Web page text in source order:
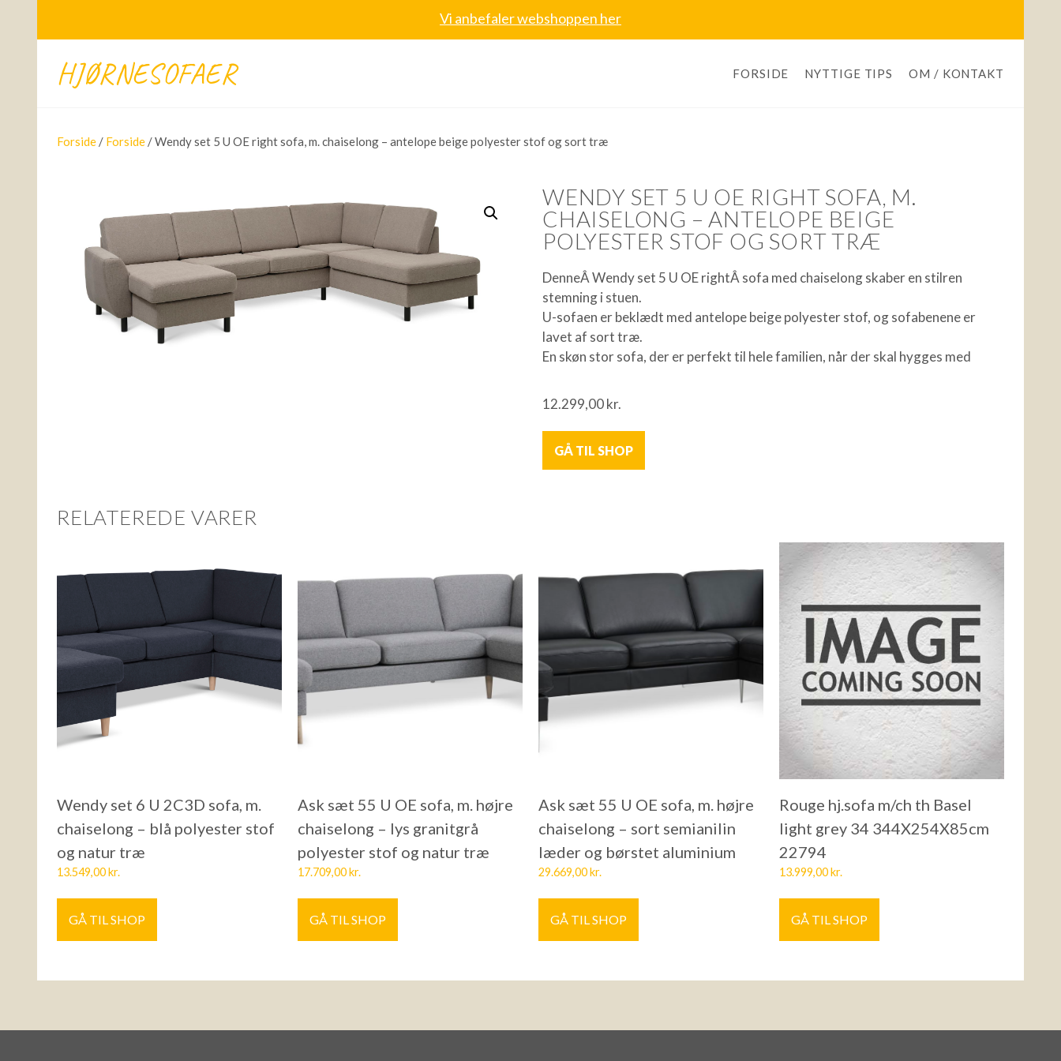
Vi anbefaler webshoppen her
HJØRNESOFAER FORSIDE NYTTIGE TIPS OM / KONTAKT
Forside / Forside / Wendy set 5 U OE right sofa, m. chaiselong – antelope beige polyester stof og sort træ
WENDY SET 5 U OE RIGHT SOFA, M.
CHAISELONG – ANTELOPE BEIGE
POLYESTER STOF OG SORT TRÆ
DenneÂ Wendy set 5 U OE rightÂ sofa med chaiselong skaber en stilren
stemning i stuen.
U-sofaen er beklædt med antelope beige polyester stof, og sofabenene er
lavet af sort træ.
En skøn stor sofa, der er perfekt til hele familien, når der skal hygges med
12.299,00kr.
GÅ TIL SHOP
RELATEREDE VARER
Wendy set 6 U 2C3D sofa, m.
chaiselong – blå polyester stof
og natur træ
13.549,00kr.
GÅ TIL SHOP
Ask sæt 55 U OE sofa, m. højre
chaiselong – lys granitgrå
polyester stof og natur træ
17.709,00kr.
GÅ TIL SHOP
Ask sæt 55 U OE sofa, m. højre
chaiselong – sort semianilin
læder og børstet aluminium
29.669,00kr.
GÅ TIL SHOP
Rouge hj.sofa m/ch th Basel
light grey 34 344X254X85cm
22794
13.999,00kr.
GÅ TIL SHOP